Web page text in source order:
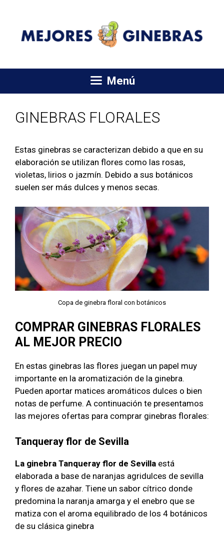
contenido
Menú
GINEBRAS FLORALES
Estas ginebras se caracterizan debido a que en su
elaboración se utilizan flores como las rosas,
violetas, lirios o jazmín. Debido a sus botánicos
suelen ser más dulces y menos secas.
Copa de ginebra floral con botánicos
COMPRAR GINEBRAS FLORALES
AL MEJOR PRECIO
En estas ginebras las flores juegan un papel muy
importante en la aromatización de la ginebra.
Pueden aportar matices aromáticos dulces o bien
notas de perfume. A continuación te presentamos
las mejores ofertas para comprar ginebras florales:
Tanqueray flor de Sevilla
La ginebra Tanqueray flor de Sevilla está
elaborada a base de naranjas agridulces de sevilla
y flores de azahar. Tiene un sabor cítrico donde
predomina la naranja amarga y el enebro que se
matiza con el aroma equilibrado de los 4 botánicos
de su clásica ginebra